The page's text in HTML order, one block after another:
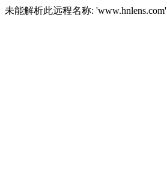
未能解析此远程名称: 'www.hnlens.com'